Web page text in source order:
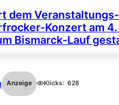
dem
Konzert am 4.
Bismarck-Lauf
Anzeige Klicks: 628